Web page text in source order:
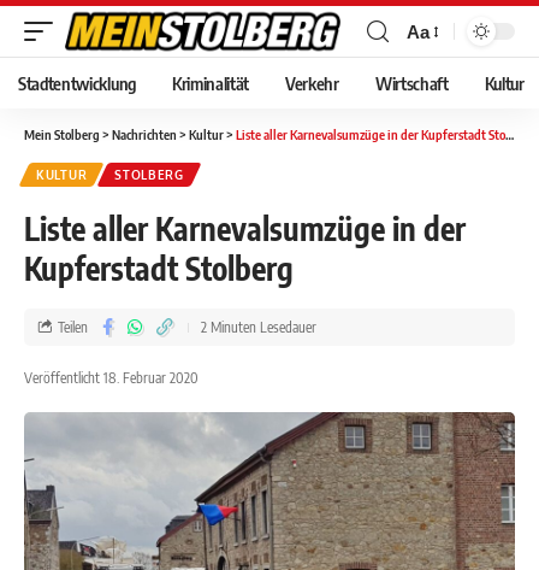
Aa
Stadtentwicklung Kriminalität Verkehr Wirtschaft Kultur
Mein Stolberg > Nachrichten > Kultur> Liste aller Karnevalsumzüge in der Kupferstadt Stolberg
KULTUR STOLBERG
Liste aller Karnevalsumzüge in der
Kupferstadt Stolberg
Veröffentlicht 18. Februar 2020
Teilen 2 Minuten Lesedauer